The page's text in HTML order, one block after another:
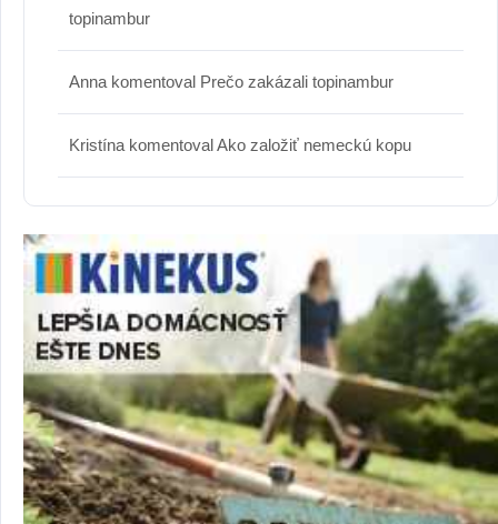
topinambur
Anna komentoval Prečo zakázali topinambur
Kristína komentovalAko založiť nemeckú kopu